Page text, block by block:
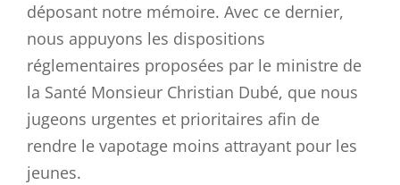
déposant notre mémoire. Avec ce dernier,
nous appuyons les dispositions
réglementaires proposées par le ministre de
la Santé Monsieur Christian Dubé, que nous
jugeons urgentes et prioritaires afin de
rendre le vapotage moins attrayant pour les
jeunes.